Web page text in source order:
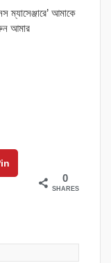
ম্যাসেঞ্জারে’ আমাকে
আমার
0
SHARES